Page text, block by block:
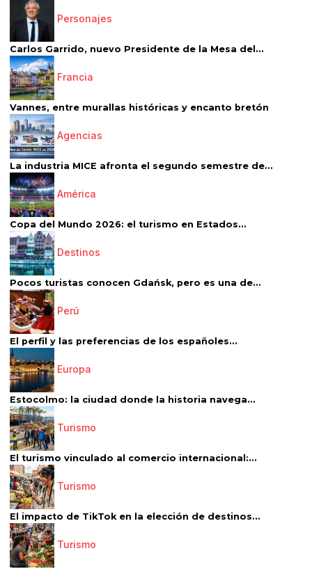
Personajes
Carlos Garrido, nuevo Presidente de la Mesa del...
Francia
Vannes, entre murallas históricas y encanto bretón
Agencias
La industria MICE afronta el segundo semestre de...
América
Copa del Mundo 2026: el turismo en Estados...
Destinos
Pocos turistas conocen Gdańsk, pero es una de...
Perú
El perfil y las preferencias de los españoles...
Europa
Estocolmo: la ciudad donde la historia navega...
Turismo
El turismo vinculado al comercio internacional:...
Turismo
El impacto de TikTok en la elección de destinos...
Turismo